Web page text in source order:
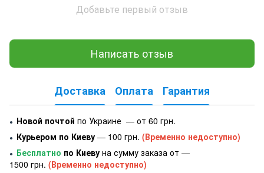
Добавьте первый отзыв
Написать отзыв
Доставка Оплата Гарантия
● Новой почтой по Украине — от 60 грн.
● Курьером по Киеву — 100 грн. (Временно недоступно)
● Бесплатно по Киеву на сумму заказа от —
1500 грн. (Временно недоступно)